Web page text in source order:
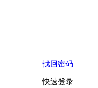
找回密码
快速登录